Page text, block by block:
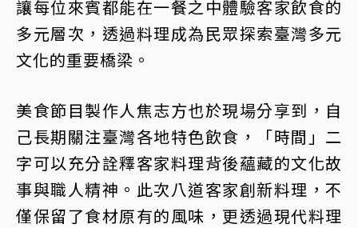
讓每位來賓都能在一餐之中體驗客家飲食的
多元層次，透過料理成為民眾探索臺灣多元
文化的重要橋梁。
美食節目製作人焦志方也於現場分享到，自
己長期關注臺灣各地特色飲食，「時間」二
字可以充分詮釋客家料理背後蘊藏的文化故
事與職人精神。此次八道客家創新料理，不
僅保留了食材原有的風味，更透過現代料理